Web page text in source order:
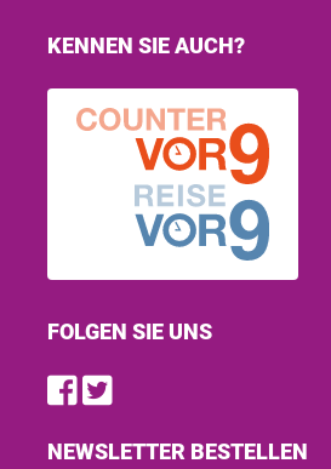
KENNEN SIE AUCH?
FOLGEN SIE UNS
Find us on
Follow us on
NEWSLETTER BESTELLEN